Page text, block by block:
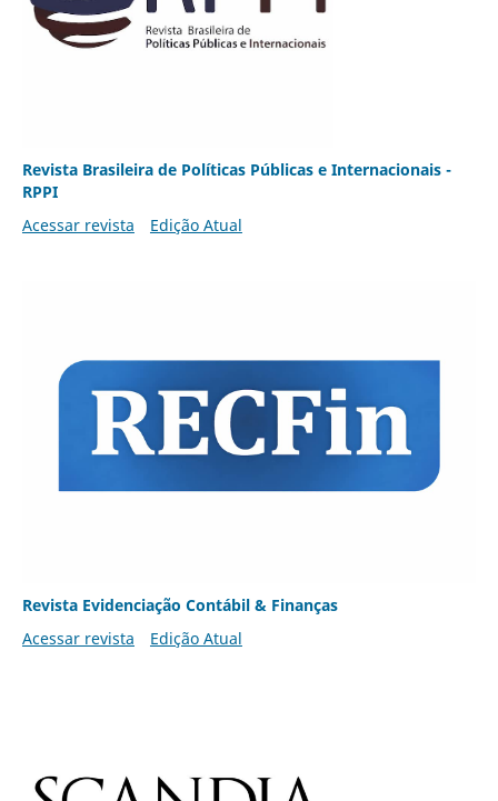
Revista Brasileira de Políticas Públicas e Internacionais -
RPPI
Acessar revista
Edição Atual
Revista Evidenciação Contábil & Finanças
Acessar revista
Edição Atual